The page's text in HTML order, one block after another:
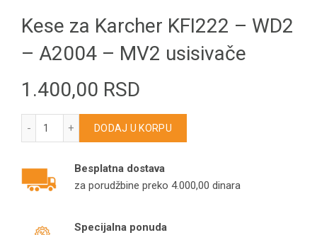
Kese za Karcher KFI222 – WD2
– A2004 – MV2 usisivače
1.400,00 RSD
Kese za Karcher KFI222 – WD2 – A2004 – MV2 usisivače
DODAJ U KORPU
Besplatna dostava
za porudžbine preko 4.000,00 dinara
Specijalna ponuda